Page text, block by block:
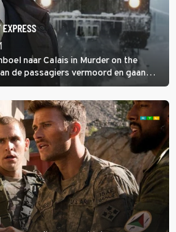
naar Calais in Murder on the
de passagiers vermoord en gaan
snor uitzoeken wie van de andere